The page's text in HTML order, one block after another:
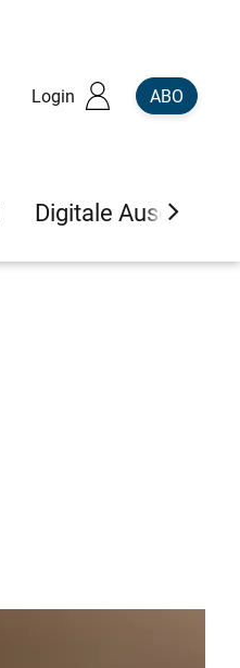
Login ABO
Digitale Ausgaben